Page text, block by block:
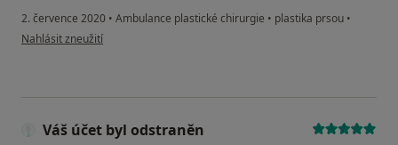
2. července 2020 • Ambulance plastické chirurgie • plastika prsou •
podle názoru uživatele Jana
Nahlásit zneužití
Váš účet byl odstraněn